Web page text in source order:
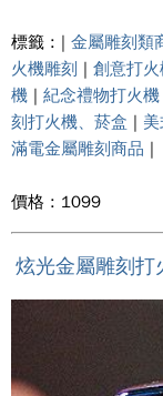
標籤 : | 金屬雕刻類
火機雕刻 | 創意打火
機 | 紀念禮物打火機
刻打火機、菸盒 |
滿電金屬雕刻商品 |
價格 : 1099
炫光金屬雕刻打